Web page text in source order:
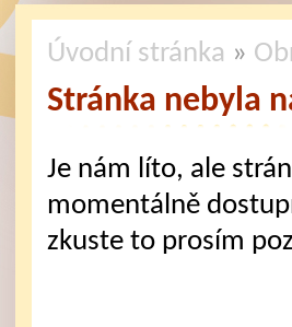
Úvodní stránka »
Stránka nebyla
Je nám líto, ale
momentálně
zkuste to prosím